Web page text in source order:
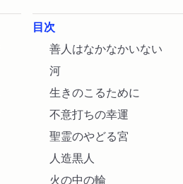
目次
善人はなかなかいない
河
生きのこるために
不意打ちの幸運
聖霊のやどる宮
人造黒人
火の中の輪